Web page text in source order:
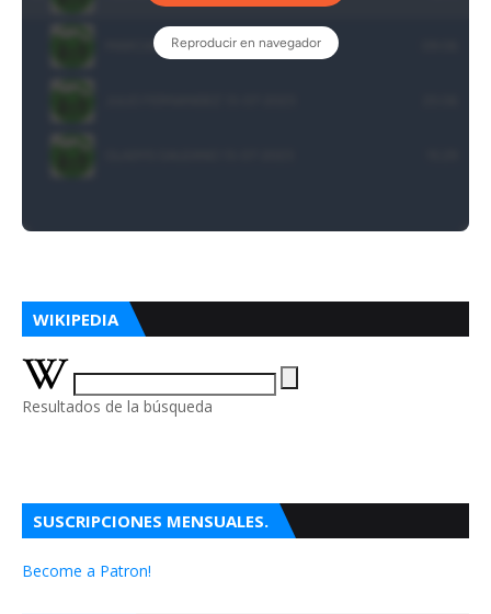
WIKIPEDIA
Resultados de la búsqueda
SUSCRIPCIONES MENSUALES.
Become a Patron!